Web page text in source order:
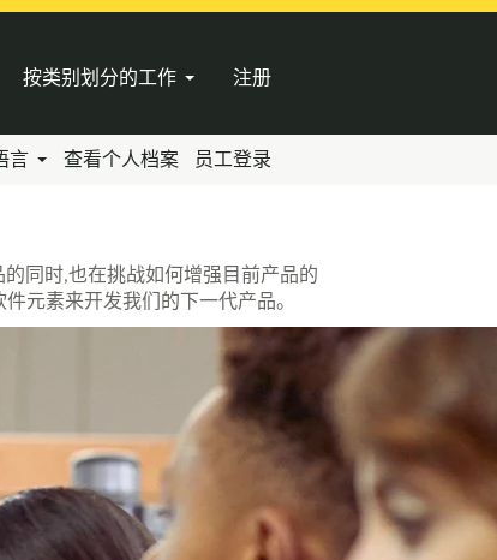
按类别划分的工作 注册
言 查看个人档案 员工登录
同时,也在挑战如何增强目前产品的
元素来开发我们的下一代产品。